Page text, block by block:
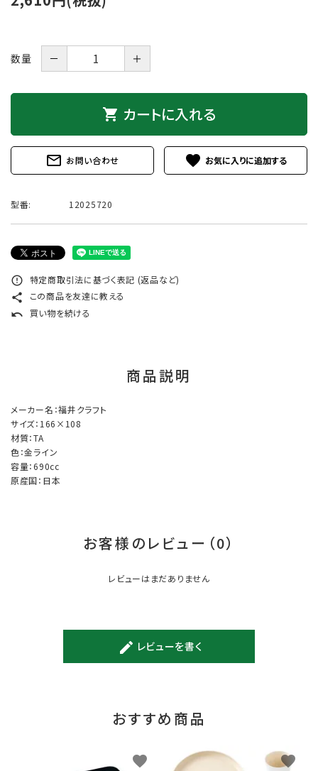
数量 － ＋
shopping_cart カートに入れる
mail_outline お問い合わせ favorite
型番: 12025720
error_outline 特定商取引法に基づく表記 (返品など)
share この商品を友達に教える
undo 買い物を続ける
商品説明
メーカー名：福井クラフト
サイズ：166×108
材質：TA
色：金ライン
容量：690cc
原産国：日本
お客様のレビュー（0）
レビューはまだありません
create レビューを書く
おすすめ商品
favorite favorite